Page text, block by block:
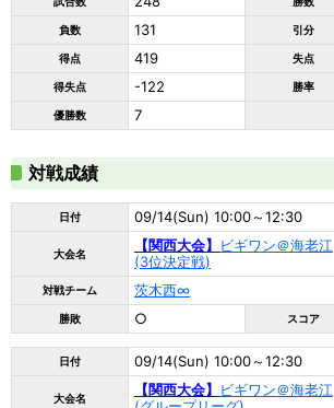
負数 131 引分
得点 419 失点
得失点 -122 勝率
優勝数 7
対戦成績
日付 09/14(Sun) 10:00～12:30
大会名 【関西大会】
ビギワン＠海老江
(3位決定戦)
対戦チーム 茨木西∞
勝敗 ○ スコア
日付 09/14(Sun) 10:00～12:30
大会名 【関西大会】
ビギワン＠海老江